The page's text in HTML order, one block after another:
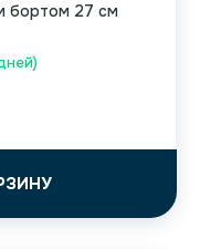
бортом 27 см